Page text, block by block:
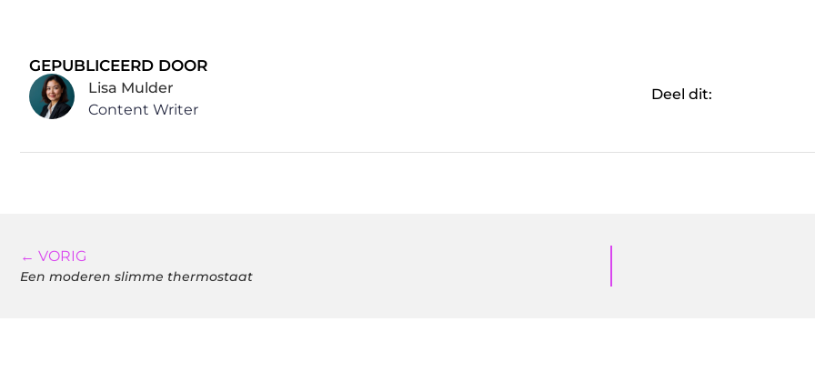
GEPUBLICEERD DOOR
Lisa Mulder
Content Writer
Deel dit:
← VORIG
Een moderen slimme thermostaat